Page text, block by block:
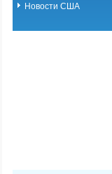
Новости США